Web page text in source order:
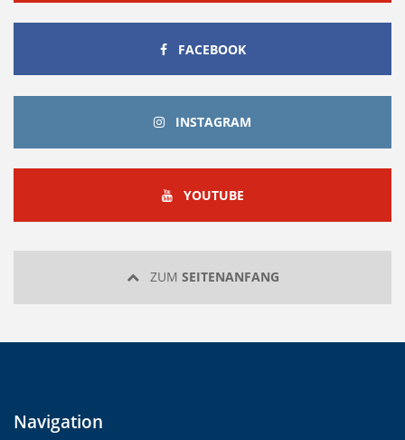
FACEBOOKFACEBOOK
INSTAGRAM
YOUTUBEYOUTUBE
ZUM SEITENANFANG
Navigation